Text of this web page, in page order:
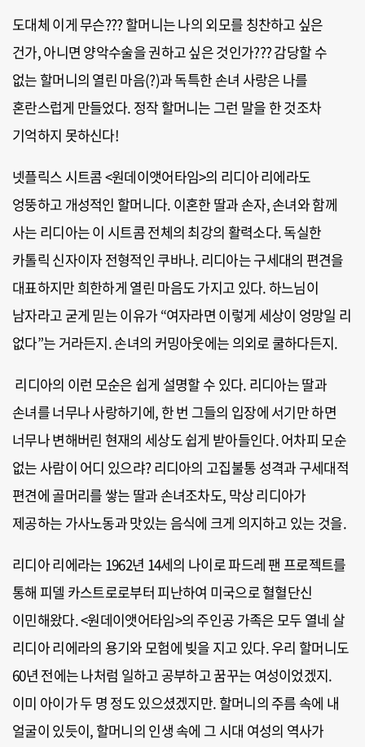
도대체 이게 무슨??? 할머니는 나의 외모를 칭찬하고 싶은
건가, 아니면 양악수술을 권하고 싶은 것인가??? 감당할 수
없는 할머니의 열린 마음(?)과 독특한 손녀 사랑은 나를
혼란스럽게 만들었다. 정작 할머니는 그런 말을 한 것조차
기억하지 못하신다!
넷플릭스 시트콤 <원데이앳어타임>의 리디아 리에라도
엉뚱하고 개성적인 할머니다. 이혼한 딸과 손자, 손녀와 함께
사는 리디아는 이 시트콤 전체의 최강의 활력소다. 독실한
카톨릭 신자이자 전형적인 쿠바나. 리디아는 구세대의 편견을
대표하지만 희한하게 열린 마음도 가지고 있다. 하느님이
남자라고 굳게 믿는 이유가 “여자라면 이렇게 세상이 엉망일 리
없다”는 거라든지. 손녀의 커밍아웃에는 의외로 쿨하다든지.
리디아의 이런 모순은 쉽게 설명할 수 있다. 리디아는 딸과
손녀를 너무나 사랑하기에, 한 번 그들의 입장에 서기만 하면
너무나 변해버린 현재의 세상도 쉽게 받아들인다. 어차피 모순
없는 사람이 어디 있으랴? 리디아의 고집불통 성격과 구세대적
편견에 골머리를 쌓는 딸과 손녀조차도, 막상 리디아가
제공하는 가사노동과 맛있는 음식에 크게 의지하고 있는 것을.
리디아 리에라는 1962년 14세의 나이로 파드레 팬 프로젝트를
통해 피델 카스트로로부터 피난하여 미국으로 혈혈단신
이민해왔다. <원데이앳어타임>의 주인공 가족은 모두 열네 살
리디아 리에라의 용기와 모험에 빚을 지고 있다. 우리 할머니도
60년 전에는 나처럼 일하고 공부하고 꿈꾸는 여성이었겠지.
이미 아이가 두 명 정도 있으셨겠지만. 할머니의 주름 속에 내
얼굴이 있듯이, 할머니의 인생 속에 그 시대 여성의 역사가